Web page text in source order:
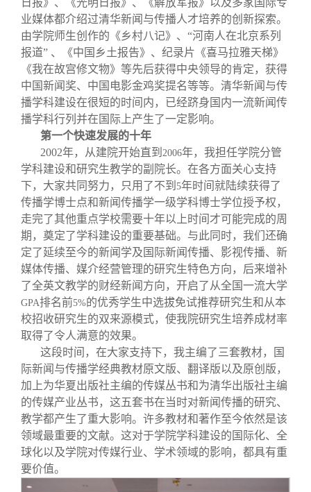
业媒体都介绍过清华新闻与传播人才培养的创新探索。
由学院师生创作的《乡村八记》、“河南人在北京系列
报道” 、《中国乡土报告》、纪录片《喜马拉雅天梯》
《我在故宫修文物》等先后获得中央领导的肯定，获得
中国新闻奖、中国电影金鸡奖提名等等。清华新闻与传
播学科建设在很短的时间内，已经跻身国内一流新闻传
播学科行列并在国际上产生了一定影响。
第一个快速发展的十年
2002年，从建院开始直到 2006年，我担任学院分管
学科建设和研究生教学的副院长。在各方面关心支持
下，大家共同努力，只用了不到 5年时间就陆续获得了
传播学博士点和新闻传播学一级学科博士学位授予权，
走完了其他重点学校需要十年以上时间才可能完成的周
期，奠定了学科建设的重要基础。与此同时，我们还确
定了延续至今的新闻学及国际新闻传播、影视传播、新
媒体传播、媒介经营管理的研究生特色方向，后来增补
了全英文教学的财经新闻方向，开启了从全国一流大学
GPA排名前5%的优秀学生中选拔免试推荐研究生和从本
校招收研究生的双来源模式，使我院研究生培养成材率
取得了令人满意的效果。
这段时间，在大家支持下，我主编了三套教材，国
际新闻与传播学经典教材原文版、翻译版以及原创版，
加上为华夏出版社主编的传媒丛书和为清华出版社主编
的传媒产业丛书，这五套书在当时对新闻传播的研究、
教学都产生了重大影响。许多教材和著作至今依然是该
领域最重要的文献。这对于学院学科建设的国际化、全
球化以及学院对传媒行业、学术领域的影响，都具有重
要价值。